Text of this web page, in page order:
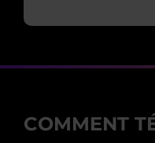
COMMENT